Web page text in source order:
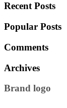
Recent Posts
Popular Posts
Comments
Archives
Brand logo